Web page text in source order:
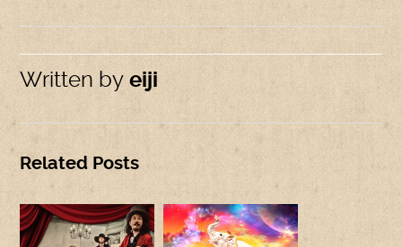
Written by eiji
Related Posts